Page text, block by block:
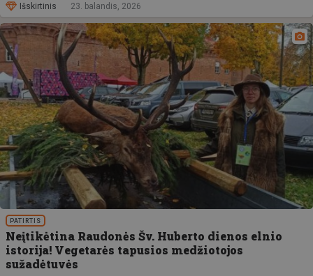
Išskirtinis 23. balandis, 2026
PATIRTIS
Neįtikėtina Raudonės Šv. Huberto dienos elnio
istorija! Vegetarės tapusios medžiotojos
sužadėtuvės